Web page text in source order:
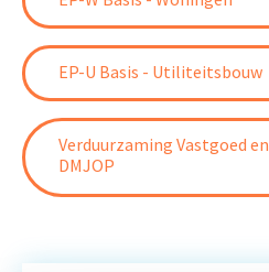
EP-U Basis - Utiliteitsbouw
Verduurzaming Vastgoed en
DMJOP